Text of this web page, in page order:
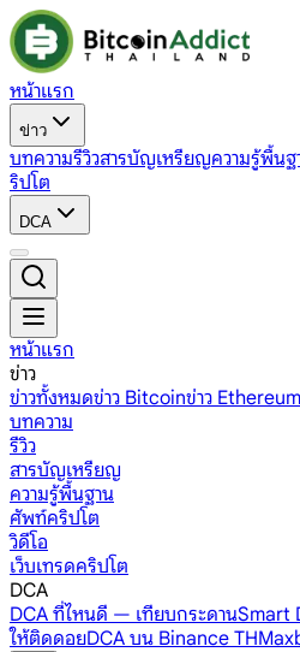
หน้าแรก
ข่าว
บทความรีวิวสารบัญเหรียญความรู้พื้นฐ
ริปโต
DCA
หน้าแรก
ข่าว
ข่าวทั้งหมดข่าว Bitcoinข่าว Ethereum
บทความ
รีวิว
สารบัญเหรียญ
ความรู้พื้นฐาน
ศัพท์คริปโต
วิดีโอ
เว็บเทรดคริปโต
DCA
DCA ที่ไหนดี — เทียบกระดานSmart
ให้ติดดอยDCA บน Binance TH